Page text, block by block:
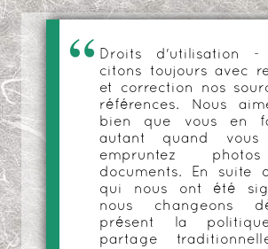
Droits d'utilisation -
citons toujours avec
et correction nos
références. Nous
bien que vous en
autant quand vous
empruntez
documents. En suite
qui nous ont été
nous changeons
présent la
partage